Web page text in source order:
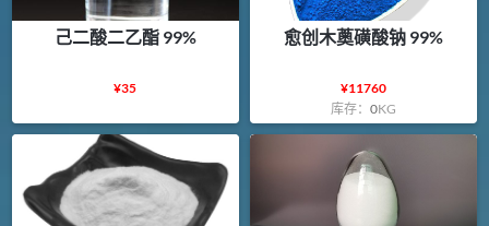
己二酸二乙酯 99%
¥35
愈创木薁磺酸钠 99%
¥11760
库存：0KG